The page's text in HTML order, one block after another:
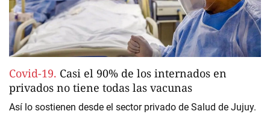
Covid-19. Casi el 90% de los internados en
privados no tiene todas las vacunas
Así lo sostienen desde el sector privado de Salud de Jujuy.